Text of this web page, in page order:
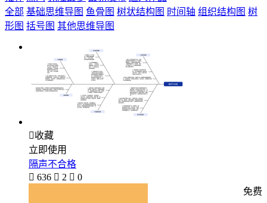
全部 基础思维导图 鱼骨图 树状结构图 时间轴 组织结构图 树
形图 括号图 其他思维导图
收藏
立即使用
隔声不合格
 636  2  0
免费